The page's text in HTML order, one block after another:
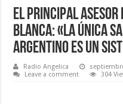
El principal asesor
Blanca: «La única
argentino es un
Radio Angelica
Leave a comment
304